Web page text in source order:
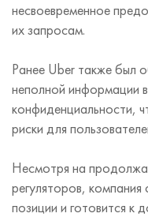
несвоевременное
их запросам.
Ранее Uber также был
неполной информации
конфиденциальности,
риски для
Несмотря на
регуляторов, компания
позиции и готовится к